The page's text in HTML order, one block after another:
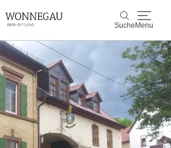
Suche Menu
Suche
Wonnegau
& Erleben
Wein & Genuss